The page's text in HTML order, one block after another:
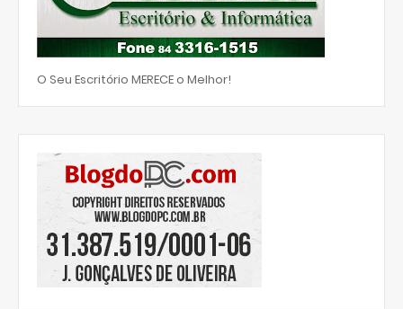
O Seu Escritório MERECE o Melhor!